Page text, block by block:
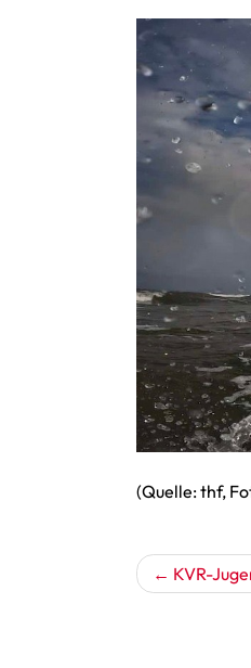
(Quelle: thf,
KVR-